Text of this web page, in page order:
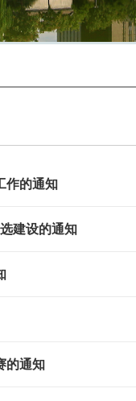
作的通知
建设的通知
的通知